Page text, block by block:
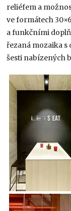
reliéfem a
ve formátech
a funkčními
řezaná mozaika s
šesti nabízených